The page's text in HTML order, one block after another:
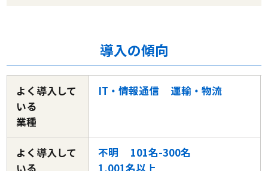
導入の傾向
よく導入して
いる
業種
IT・情報通信 運輸・物流
よく導入して
不明
101名-300名